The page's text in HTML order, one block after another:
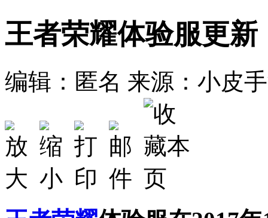
王者荣耀体验服更
编辑：匿名 来源：小皮